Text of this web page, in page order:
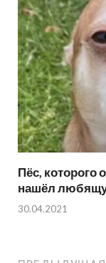
Пёс, которого
нашёл
30.04.2021